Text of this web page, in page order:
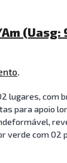
(Uasg:
.
lugares, com
para apoio
verde com 02